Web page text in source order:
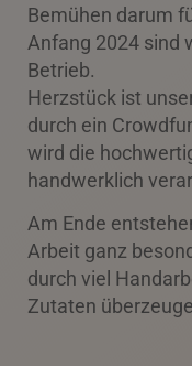
Bemühen darum
Anfang 2024 sind
Betrieb.
Herzstück ist
durch ein
wird die
handwerklich
Am Ende
Arbeit ganz
durch viel
Zutaten